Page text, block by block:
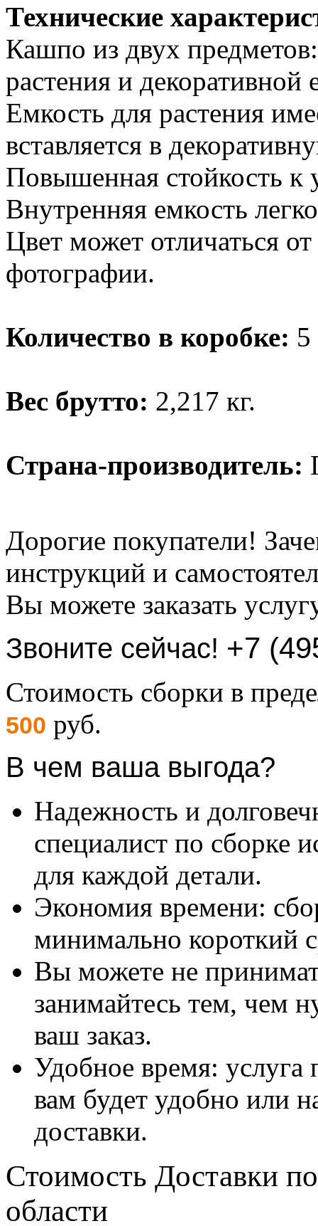
Технические
Кашпо из двух
растения и декоративной
Емкость для растения
вставляется в
Повышенная стойкость к
Внутренняя емкость
Цвет может отличаться
фотографии.
Количество в коробке:
Вес брутто: 2,217 кг.
Страна-производитель:
Дорогие покупатели!
инструкций и
Вы можете заказать
Звоните сейчас! +7
Стоимость сборки в
500 руб.
В чем ваша выгода?
Надежность и
специалист по сборке
для каждой детали.
Экономия времени:
минимально короткий
Вы можете не
занимайтесь тем, чем
ваш заказ.
Удобное время: услуга
вам будет удобно или
доставки.
Стоимость Доставки
области